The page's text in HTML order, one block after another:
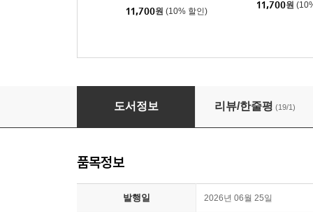
11,700원 (10% 할인)
11,700원
비와 당신
도서정보 리뷰/한줄평 (19/1)
품목정보
발행일 2026년 06월 25일